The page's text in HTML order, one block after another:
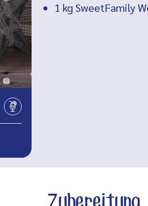
1 kg SweetFamily